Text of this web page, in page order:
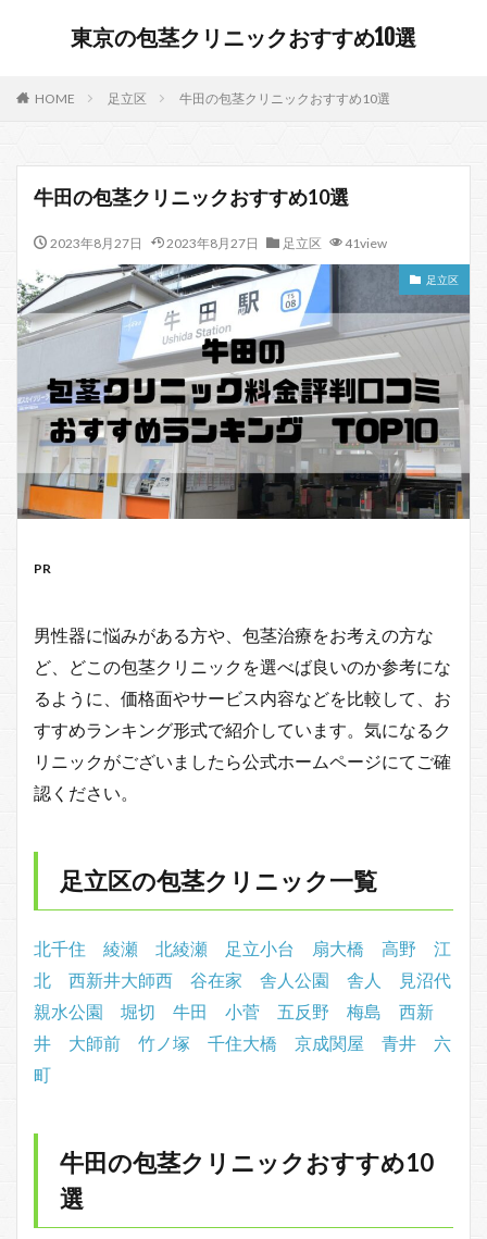
東京の包茎クリニックおすすめ10選
HOME 足立区 牛田の包茎クリニックおすすめ10選
牛田の包茎クリニックおすすめ10選
2023年8月27日 2023年8月27日 足立区 41view
足立区
PR
男性器に悩みがある方や、包茎治療をお考えの方な
ど、どこの包茎クリニックを選べば良いのか参考にな
るように、価格面やサービス内容などを比較して、お
すすめランキング形式で紹介しています。気になるク
リニックがございましたら公式ホームページにてご確
認ください。
足立区の包茎クリニック一覧
北千住 綾瀬 北綾瀬 足立小台 扇大橋 高野
江
北
西新井大師西 谷在家 舎人公園 舎人
見沼代
親水公園
堀切 牛田 小菅 五反野 梅島
西新
井
大師前 竹ノ塚 千住大橋 京成関屋 青井
六
町
牛田の包茎クリニックおすすめ10
選